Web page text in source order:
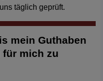
täglich geprüft.
mein Guthaben
für mich zu